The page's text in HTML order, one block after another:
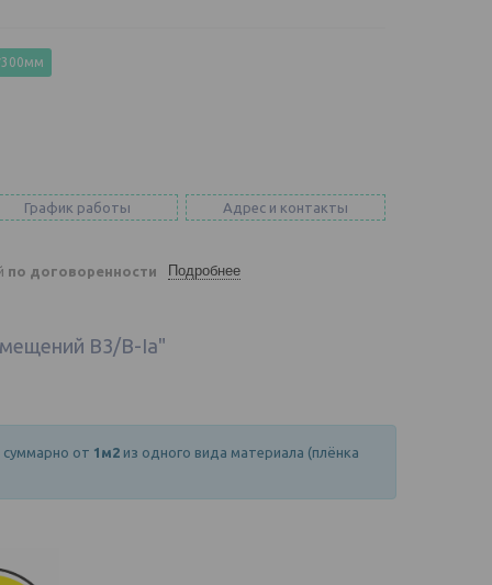
График работы Адрес и контакты
по договоренности Подробнее
В3/В-Iа"
суммарно от 1м2 из одного вида материала (плёнка